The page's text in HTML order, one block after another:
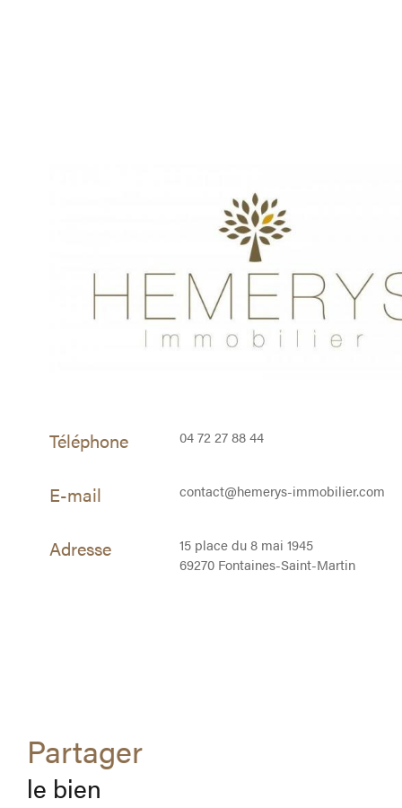
Téléphone 04 72 27 88 44
E-mail contact@hemerys-immobilier.com
Adresse
15 place du 8 mai 1945
69270 Fontaines-Saint-Martin
partager
le bien